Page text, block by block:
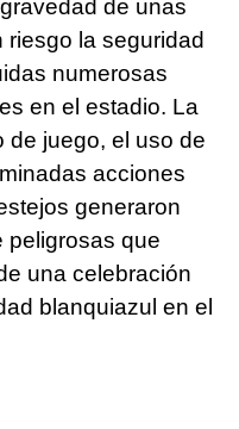
de unas
la seguridad
numerosas
en el estadio. La
de juego, el uso de
acciones
generaron
peligrosas que
una celebración
blanquiazul en el